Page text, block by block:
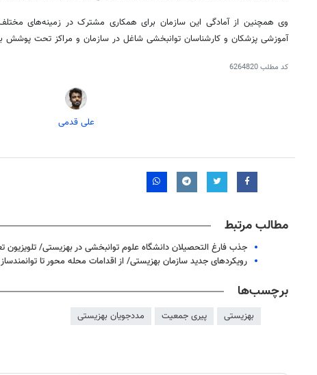
وی همچنین از آمادگی این سازمان برای همکاری مشترک در زمینه‌های مختلف
آموزشی پزشکان و کارشناسان توانبخشی شاغل در سازمان و مراکز تحت پوشش
کد مطلب6264820
علی قدمی
مطالب مرتبط
جذب فارغ التحصیلان دانشگاه علوم توانبخشی در بهزیستی/ تلویزیون
رویکردهای جدید سازمان بهزیستی/ از اقدامات محله محور تا توانمندساز
برچسب‌ها
بهزیستی پیری جمعیت مددجویان بهزیستی